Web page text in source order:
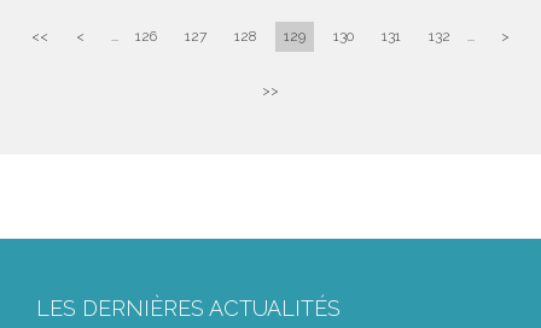
<< < ... 126 127 128 129 130 131 132 ... >
>>
LES DERNIÈRES ACTUALITÉS